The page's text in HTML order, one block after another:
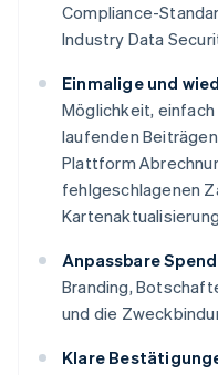
Compliance-
Industry Data
Einmalige und
Möglichkeit,
laufenden
Plattform
fehlgeschlagenen
Anpassbare
Branding,
und die
Klare